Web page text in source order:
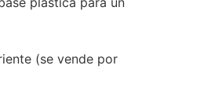
(se vende por